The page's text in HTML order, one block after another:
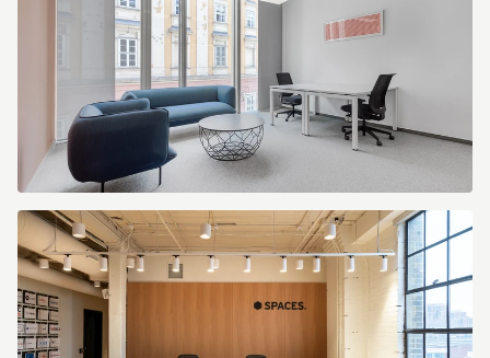
Signature
Szervita
Square
5134
Budapest
Hungary